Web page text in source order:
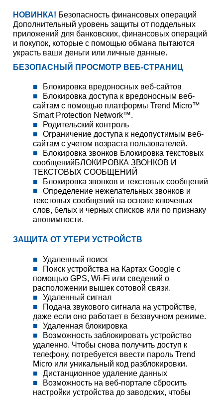
НОВИНКА! Безопасность финансовых операций
Дополнительный уровень защиты от поддельных
приложений для банковских, финансовых операций
и покупок, которые с помощью обмана пытаются
украсть ваши деньги или личные данные.
БЕЗОПАСНЫЙ ПРОСМОТР ВЕБ-СТРАНИЦ
Блокировка вредоносных веб-сайтов
Блокировка доступа к вредоносным веб-
сайтам с помощью платформы Trend Micro™
Smart Protection Network™.
Родительский контроль
Ограничение доступа к недопустимым веб-
сайтам с учетом возраста пользователей.
Блокировка звонков Блокировка текстовых
сообщенийБЛОКИРОВКА ЗВОНКОВ И
ТЕКСТОВЫХ СООБЩЕНИЙ
Блокировка звонков и текстовых сообщений
Определение нежелательных звонков и
текстовых сообщений на основе ключевых
слов, белых и черных списков или по признаку
анонимности.
ЗАЩИТА ОТ УТЕРИ УСТРОЙСТВ
Удаленный поиск
Поиск устройства на Картах Google с
помощью GPS, Wi-Fi или сведений о
расположении вышек сотовой связи.
Удаленный сигнал
Подача звукового сигнала на устройстве,
даже если оно работает в беззвучном режиме.
Удаленная блокировка
Возможность заблокировать устройство
удаленно. Чтобы снова получить доступ к
телефону, потребуется ввести пароль Trend
Micro или уникальный код разблокировки.
Дистанционное удаление данных
Возможность на веб-портале сбросить
настройки устройства до заводских, чтобы